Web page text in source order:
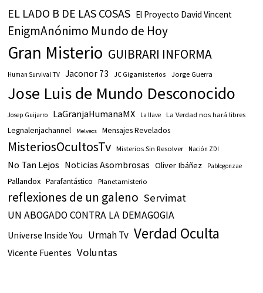
EL LADO B DE LAS COSAS El Proyecto David Vincent
EnigmAnónimo Mundo de Hoy
Gran Misterio GUIBRARI INFORMA
Human Survival TV Jaconor 73 JC Gigamisterios Jorge Guerra
Jose Luis de Mundo Desconocido
Josep Guijarro LaGranjaHumanaMX La llave La Verdad nos hará libres
Legnalenjachannel Melvecs Mensajes Revelados
MisteriosOcultosTv Misterios Sin Resolver Nación ZDI
No Tan Lejos Noticias Asombrosas Oliver Ibáñez Pablogonzae
Pallandox Parafantástico Planetamisterio
reflexiones de un galeno Servimat
UN ABOGADO CONTRA LA DEMAGOGIA
Universe Inside You Urmah Tv Verdad Oculta
Vicente Fuentes Voluntas